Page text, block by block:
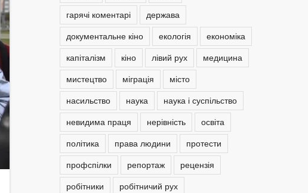
гарячі коментарі
держава
документальне кіно
екологія
економіка
капіталізм
кіно лівий рух
медицина
мистецтво
міграція
місто
насильство
наука
наука і суспільство
невидима праця
нерівність
освіта
політика
права людини
протести
профспілки
репортаж
рецензія
робітники
робітничий рух